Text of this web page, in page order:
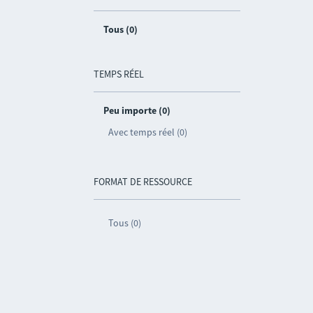
Tous (0)
TEMPS RÉEL
Peu importe (0)
Avec temps réel (0)
FORMAT DE RESSOURCE
Tous (0)